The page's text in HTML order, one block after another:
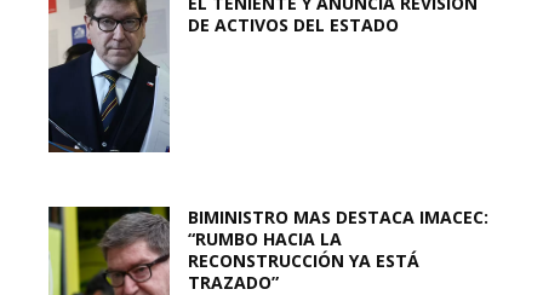
DE ACTIVOS DEL ESTADO
BIMINISTRO MAS DESTACA IMACEC:
“RUMBO HACIA LA
RECONSTRUCCIÓN YA ESTÁ
TRAZADO”